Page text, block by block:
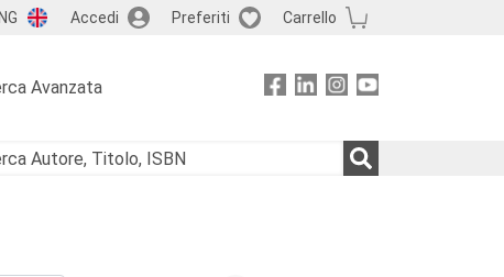
Accedi Preferiti Carrello
Avanzata